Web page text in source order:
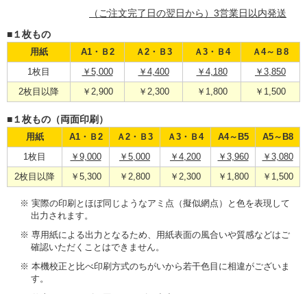
（ご注文完了日の翌日から）3営業日以内発送
■１枚もの
用紙 A1・Ｂ2 Ａ2・Ｂ3 Ａ3・Ｂ4 Ａ4～Ｂ8
1枚目 ￥5,000 ￥4,400 ￥4,180 ￥3,850
2枚目以降 ￥2,900 ￥2,300 ￥1,800 ￥1,500
■１枚もの（両面印刷）
用紙 A1・Ｂ2 Ａ2・Ｂ3 Ａ3・Ｂ4 A4～B5 A5～B8
1枚目 ￥9,000 ￥5,000 ￥4,200 ￥3,960 ￥3,080
2枚目以降 ￥5,300 ￥2,800 ￥2,300 ￥1,800 ￥1,500
※ 実際の印刷とほぼ同じようなアミ点（擬似網点）と色を表現して
出力されます。
※ 専用紙による出力となるため、用紙表面の風合いや質感などはご
確認いただくことはできません。
※ 本機校正と比べ印刷方式のちがいから若干色目に相違がございま
す。